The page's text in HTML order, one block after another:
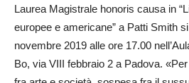
Laurea Magistrale honoris causa in
europee e americane” a Patti Smith
novembre 2019 alle ore 17.00
Bo, via VIII febbraio 2 a Padova.